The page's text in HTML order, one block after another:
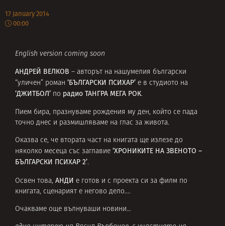
17 January 2014
00:00
English version coming soon
АНДРЕЙ ВЕЛКОВ – авторът на нашумелия български
“уличен” роман ‘БЪЛГАРСКИ ПСИХАР’ e в студиото на
‘ДЖИТБОЛ’ по радио ТАНГРА МЕГА РОК.
Пием бира, празнуваме рождения му ден, който се пада
точно днес и размишляваме на глас за живота.
Оказва се, че втората част на книгата ще излезе до
няколко месеца със заглавие ‘ХРОНИКИТЕ НА ЗВЕНОТО –
БЪЛГАРСКИ ПСИХАР 2’.
Освен това, АНДИ е готов и с проекта си за филм по
книгата, сценарият е негово дело….
Очакваме още вълнуваши новини…